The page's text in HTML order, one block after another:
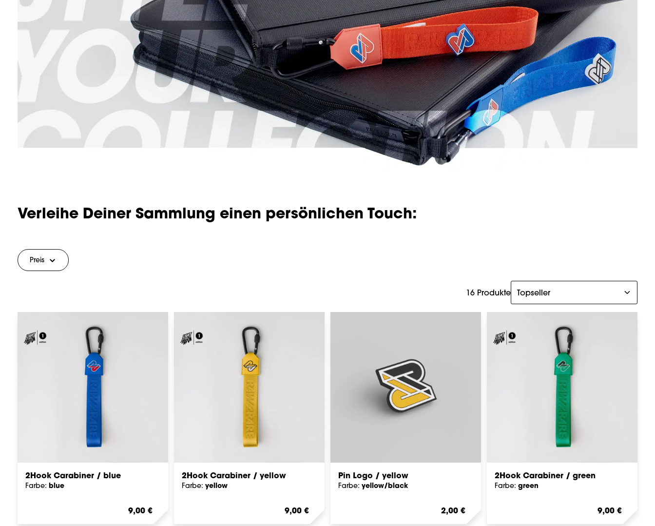
Verleihe Deiner Sammlung einen persönlichen Touch:
Preis
16 Produkte
2Hook Carabiner / blue
Farbe: blue
Regulärer Preis:
9,00 €
2Hook Carabiner / yellow
Farbe: yellow
Regulärer Preis:
9,00 €
Pin Logo / yellow
Farbe: yellow/black
Regulärer Preis:
2,00 €
2Hook Carabiner / green
Farbe: green
Regulärer Preis:
9,00 €